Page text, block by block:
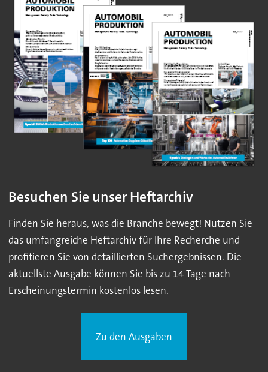
Besuchen Sie unser Heftarchiv
Finden Sie heraus, was die Branche bewegt! Nutzen Sie
das umfangreiche Heftarchiv für Ihre Recherche und
profitieren Sie von detaillierten Suchergebnissen. Die
aktuellste Ausgabe können Sie bis zu 14 Tage nach
Erscheinungstermin kostenlos lesen.
Zu den Ausgaben